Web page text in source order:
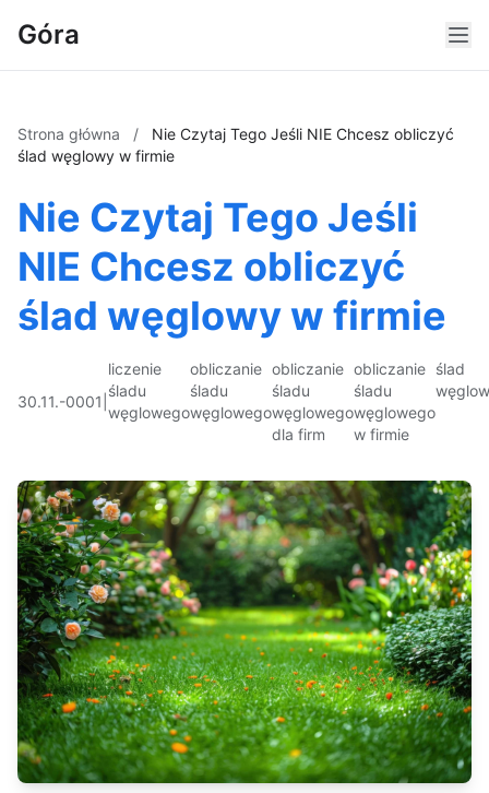
Góra
Strona główna /
Nie Czytaj Tego Jeśli NIE Chcesz obliczyć
ślad węglowy w firmie
Nie Czytaj Tego Jeśli
NIE Chcesz obliczyć
ślad węglowy w firmie
30.11.-0001
liczenie
śladu
węglowego
obliczanie
śladu
węglowego
obliczanie
śladu
węglowego
dla firm
obliczanie
śladu
węglowego
w firmie
ślad